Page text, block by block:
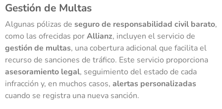
Gestión de Multas
Algunas pólizas de seguro de responsabilidad civil barato,
como las ofrecidas porAllianz, incluyen el servicio de
gestión de multas, una cobertura adicional que facilita el
recurso de sanciones de tráfico. Este servicio proporciona
asesoramiento legal, seguimiento del estado de cada
infracción y, en muchos casos, alertas personalizadas
cuando se registra una nueva sanción.